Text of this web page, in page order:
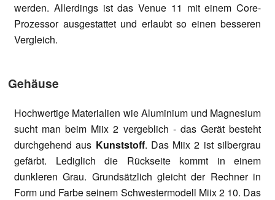
werden. Allerdings ist das Venue 11 mit einem Core-
Prozessor ausgestattet und erlaubt so einen besseren
Vergleich.
Gehäuse
Hochwertige Materialien wie Aluminium und Magnesium
sucht man beim Miix 2 vergeblich - das Gerät besteht
durchgehend aus Kunststoff. Das Miix 2 ist silbergrau
gefärbt. Lediglich die Rückseite kommt in einem
dunkleren Grau. Grundsätzlich gleicht der Rechner in
Form und Farbe seinem Schwestermodell Miix 2 10. Das